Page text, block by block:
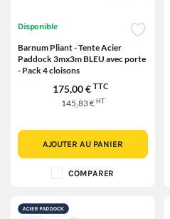
Disponible
Barnum Pliant - Tente Acier
Paddock 3mx3m BLEU avec porte
- Pack 4 cloisons
175,00 € TTC
145,83 €HT
AJOUTER AU PANIER
COMPARER